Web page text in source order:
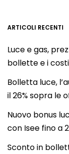
ARTICOLI RECENTI
Luce e gas,
bollette e i
Bolletta luce,
il 26% sopra le
Nuovo bonus
con Isee fino a
Sconto in